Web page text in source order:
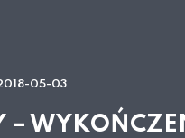
05-03
–